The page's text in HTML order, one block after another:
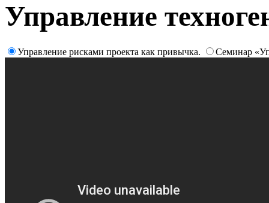
Управление
Управление рисками проекта как привычка. Семинар